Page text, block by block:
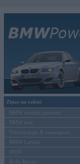
Ziņas un raksti
BMW modeļu jaunumi
BMW testi
Tehnoloģijas & sasniegumi
BMW Latvijā
MINI
Rolls-Royce